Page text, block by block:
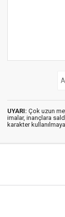
UYARI: Çok uzun
imalar, inançlara
karakter